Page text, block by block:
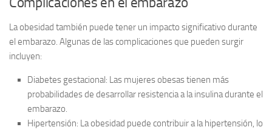
La obesidad también puede tener un impacto significativo durante
el embarazo. Algunas de las complicaciones que pueden surgir
incluyen:
Diabetes gestacional: Las mujeres obesas tienen más
probabilidades de desarrollar resistencia a la insulina durante el
embarazo.
Hipertensión: La obesidad puede contribuir a la hipertensión, lo